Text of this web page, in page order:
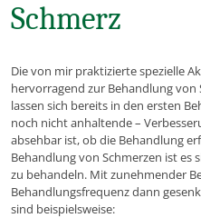
Schmerz
Die von mir praktizierte spezielle
hervorragend zur Behandlung von
lassen sich bereits in den ersten
noch nicht anhaltende –
absehbar ist, ob die Behandlung
Behandlung von Schmerzen ist
zu behandeln. Mit zunehmender
Behandlungsfrequenz dann
sind beispielsweise: